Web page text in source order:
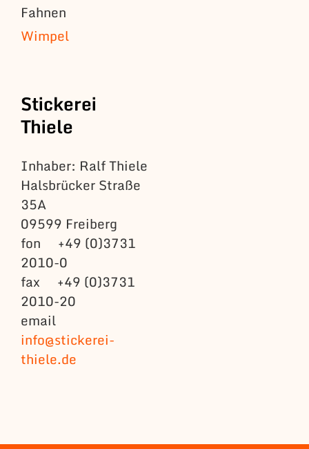
Fahnen
Wimpel
Stickerei
Thiele
Inhaber: Ralf Thiele
Halsbrücker Straße
35A
09599 Freiberg
fon +49 (0)3731
2010-0
fax +49 (0)3731
2010-20
email
info@stickerei-
thiele.de